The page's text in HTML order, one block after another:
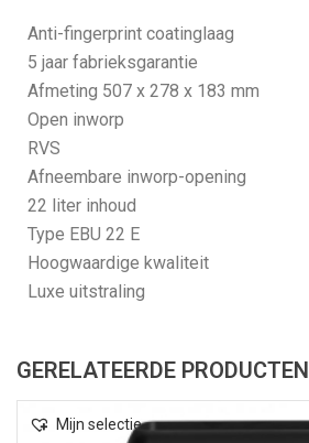
Anti-fingerprint coatinglaag
5 jaar fabrieksgarantie
Afmeting 507 x 278 x 183 mm
Open inworp
RVS
Afneembare inworp-opening
22 liter inhoud
Type EBU 22 E
Hoogwaardige kwaliteit
Luxe uitstraling
GERELATEERDE PRODUCTEN
Mijn selectie